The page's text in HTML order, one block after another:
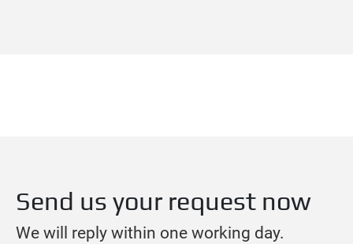
Send us your request now
We will reply within one working day.